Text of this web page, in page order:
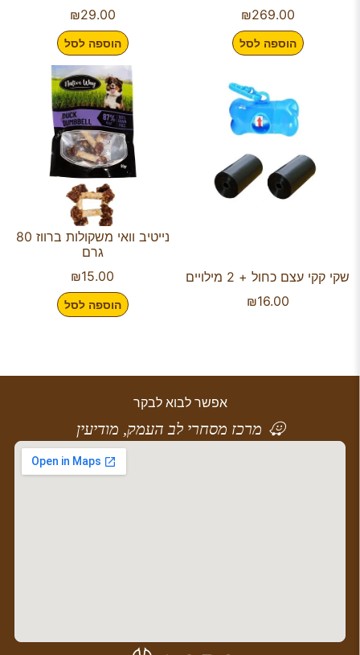
₪269.00
הוספה לסל
₪29.00
הוספה לסל
שקי קקי עצם כחול + 2 מילויים
₪16.00
נייטיב וואי משקולות ברווז 80
גרם
₪15.00
הוספה לסל
אפשר לבוא לבקר
מרכז מסחרי לב העמק, מודיעין